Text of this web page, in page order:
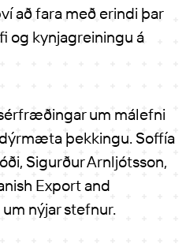
að fara með erindi þar
og kynjagreiningu á
um málefni
þekkingu. Soffía
Sigurður Arnljótsson,
Export and
nýjar stefnur.